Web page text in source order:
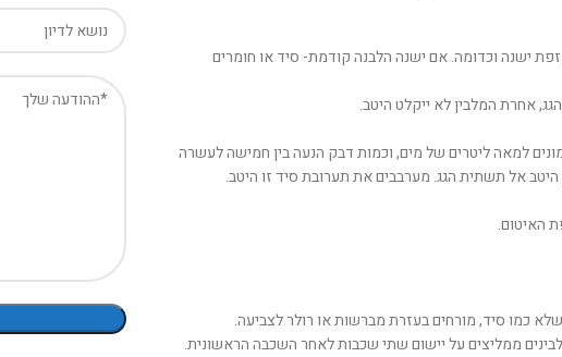
ישנה וכדומה. אם ישנה הלבנה קודמת- סיד או חומרים
אחרת המלבין לא ייקלט היטב.
למאה ליטרים של מים, וכמות דבק הנעה בין חמישה לעשרה
אל תשתית הגג. מערבבים את תערובת סיד זו היטב.
האיטום.
כמו סיד, מורחים בעזרת מברשות או רולר לצביעה.
ממליצים על יישום שתי שכבות לאחר השכבה הראשונית.